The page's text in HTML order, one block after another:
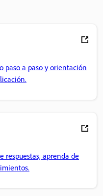
paso a paso y orientación
respuestas, aprenda de